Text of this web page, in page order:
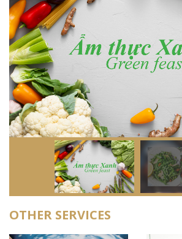
OTHER SERVICES